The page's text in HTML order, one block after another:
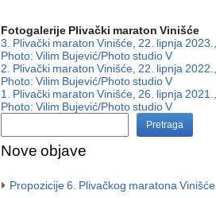
Fotogalerije Plivački maraton Vinišće
3. Plivački maraton Vinišće, 22. lipnja 2023.,
Photo: Vilim Bujević/Photo studio V
2. Plivački maraton Vinišće, 22. lipnja 2022.,
Photo: Vilim Bujević/Photo studio V
1. Plivački maraton Vinišće, 26. lipnja 2021.,
Photo: Vilim Bujević/Photo studio V
Pretraga
Nove objave
Propozicije 6. Plivačkog maratona Vinišće